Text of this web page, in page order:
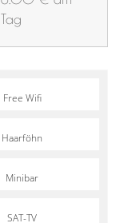
Free Wifi
Haarföhn
Minibar
SAT-TV
Tag